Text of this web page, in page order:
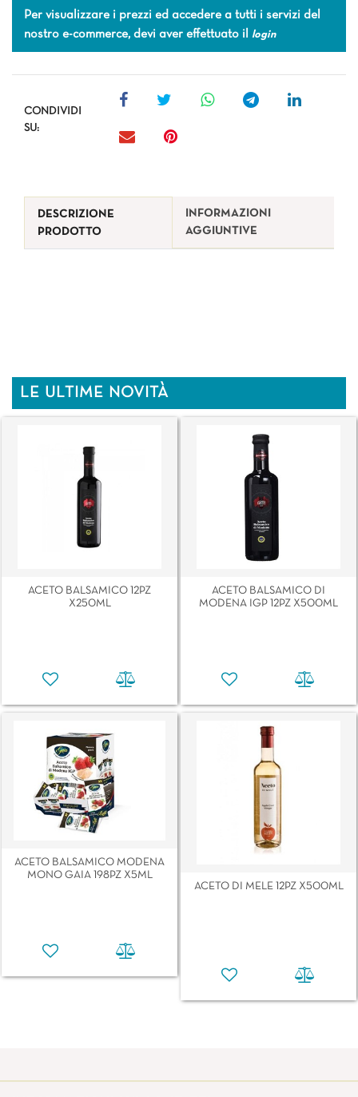
Per visualizzare i prezzi ed accedere a tutti i servizi del
nostro e-commerce, devi aver effettuato il login
CONDIVIDI
SU:
DESCRIZIONE
PRODOTTO
INFORMAZIONI
AGGIUNTIVE
LE ULTIME NOVITÀ
ACETO BALSAMICO 12PZ
X250ML
ACETO BALSAMICO DI
MODENA IGP 12PZ X500ML
ACETO BALSAMICO MODENA
MONO GAIA 198PZ X5ML
ACETO DI MELE 12PZ X500ML